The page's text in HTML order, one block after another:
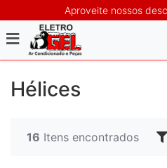
Aproveite nossos
Hélices
16 Itens encontrados